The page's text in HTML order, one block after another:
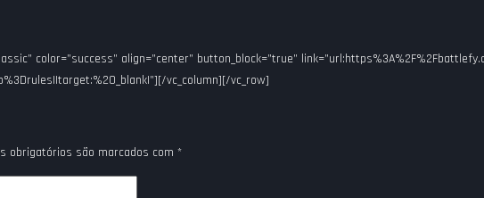
color=”success” align=”center” button_block=”true”
vc_column][/vc_row]
obrigatórios são marcados com *